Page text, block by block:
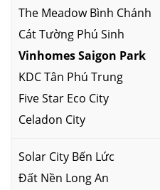
The Meadow Bình Chánh
Cát Tường Phú Sinh
Vinhomes Saigon Park
KDC Tân Phú Trung
Five Star Eco City
Celadon City
Solar City Bến Lức
Đất Nền Long An